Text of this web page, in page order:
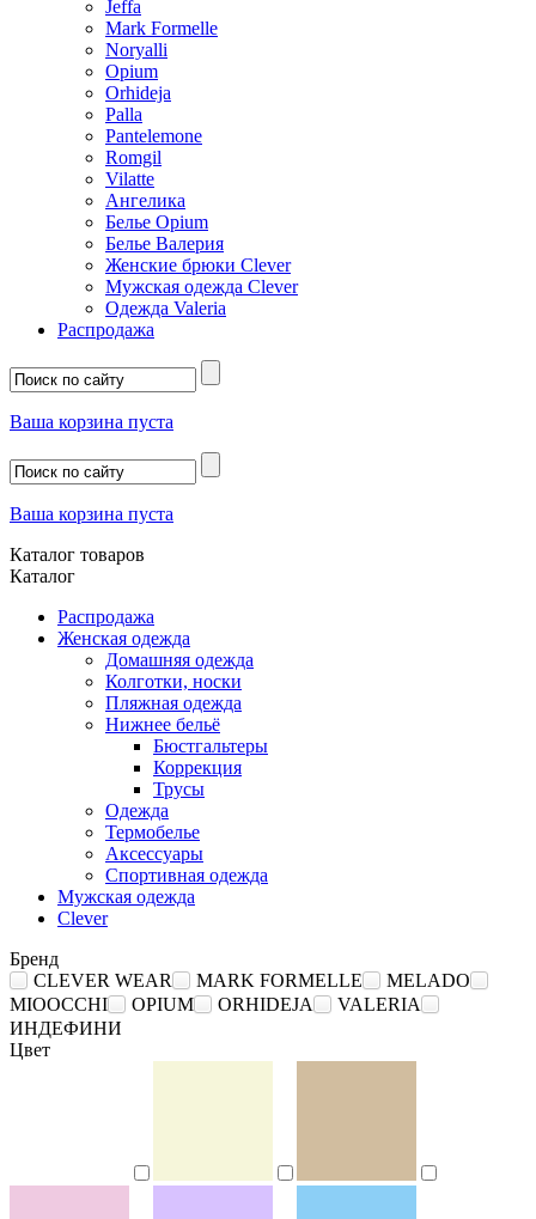
Jeffa
Mark Formelle
Noryalli
Opium
Orhideja
Palla
Pantelemone
Romgil
Vilatte
Ангелика
Белье Opium
Белье Валерия
Женские брюки Clever
Мужская одежда Clever
Одежда Valeria
Распродажа
Ваша корзина пуста
Ваша корзина пуста
Каталог товаров
Каталог
Распродажа
Женская одежда
Домашняя одежда
Колготки, носки
Пляжная одежда
Нижнее бельё
Бюстгальтеры
Коррекция
Трусы
Одежда
Термобелье
Аксессуары
Спортивная одежда
Мужская одежда
Clever
Бренд
CLEVER WEAR
MARK FORMELLE
MELADO
MIOOCCHI
OPIUM ORHIDEJA
VALERIA
ИНДЕФИНИ
Цвет